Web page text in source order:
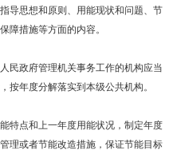
思想和原则、用能现状和问题、节
障措施等方面的内容。
政府管理机关事务工作的机构应当
按年度分解落实到本级公共机构。
点和上一年度用能状况，制定年度
理或者节能改造措施，保证节能目标